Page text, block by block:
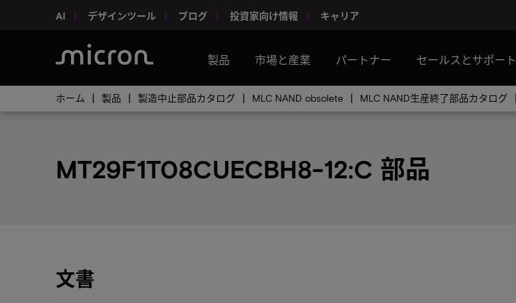
AI デザインツール ブログ 投資家向け情報 キャリア
製品 市場と産業 パートナー セールスとサポート
ホーム 製品 製造中止部品カタログ MLC NAND obsolete MLC NAND生産終了部品カタログ
MT29F1T08CUECBH8-12:C 部品
文書